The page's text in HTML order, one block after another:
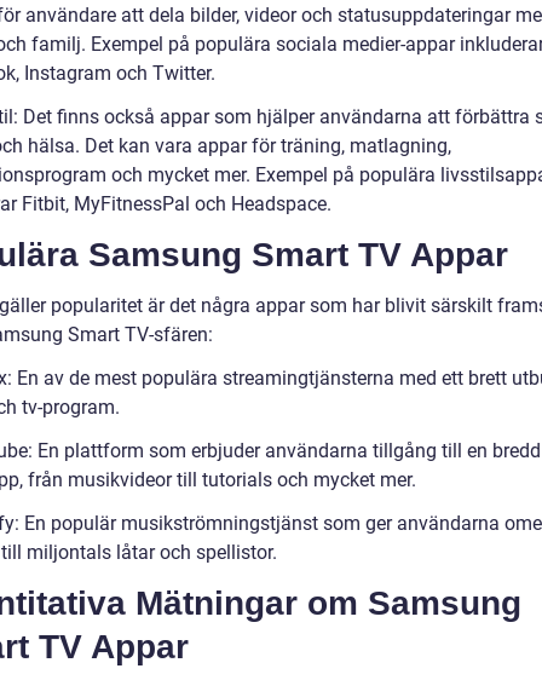
användare att dela bilder, videor och statusuppdateringar
familj. Exempel på populära sociala medier-appar
Instagram och Twitter.
Det finns också appar som hjälper användarna att förbättra
hälsa. Det kan vara appar för träning, matlagning,
och mycket mer. Exempel på populära
Fitbit, MyFitnessPal och Headspace.
Samsung Smart TV Appar
popularitet är det några appar som har blivit särskilt
Smart TV-sfären:
En av de mest populära streamingtjänsterna med ett brett
tv-program.
En plattform som erbjuder användarna tillgång till en
från musikvideor till tutorials och mycket mer.
En populär musikströmningstjänst som ger användarna
miljontals låtar och spellistor.
Mätningar om Samsung
TV Appar